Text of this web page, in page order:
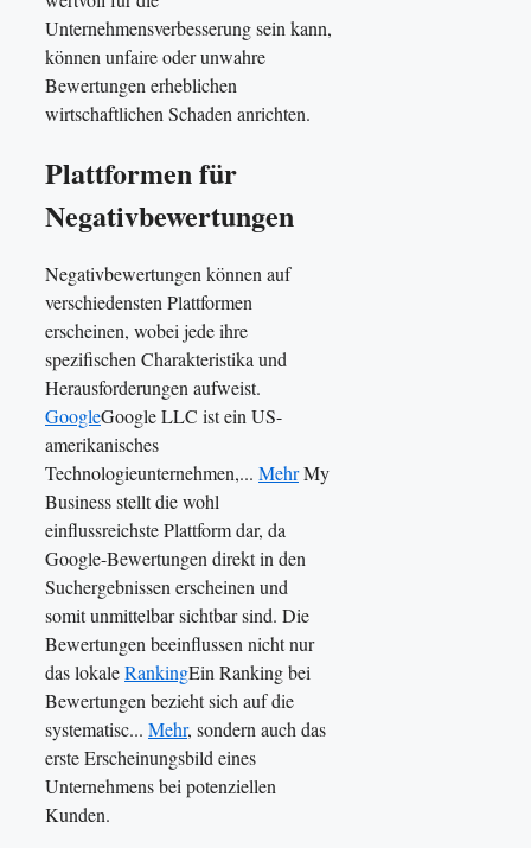
Unternehmensverbesserung sein kann,
können unfaire oder unwahre
Bewertungen erheblichen
wirtschaftlichen Schaden anrichten.
Plattformen für
Negativbewertungen
Negativbewertungen können auf
verschiedensten Plattformen
erscheinen, wobei jede ihre
spezifischen Charakteristika und
Herausforderungen aufweist.
GoogleGoogle LLC ist ein US-
amerikanisches
Technologieunternehmen,... MehrMy
Business stellt die wohl
einflussreichste Plattform dar, da
Google-Bewertungen direkt in den
Suchergebnissen erscheinen und
somit unmittelbar sichtbar sind. Die
Bewertungen beeinflussen nicht nur
das lokaleRankingEin Ranking bei
Bewertungen bezieht sich auf die
systematisc... Mehr, sondern auch das
erste Erscheinungsbild eines
Unternehmens bei potenziellen
Kunden.